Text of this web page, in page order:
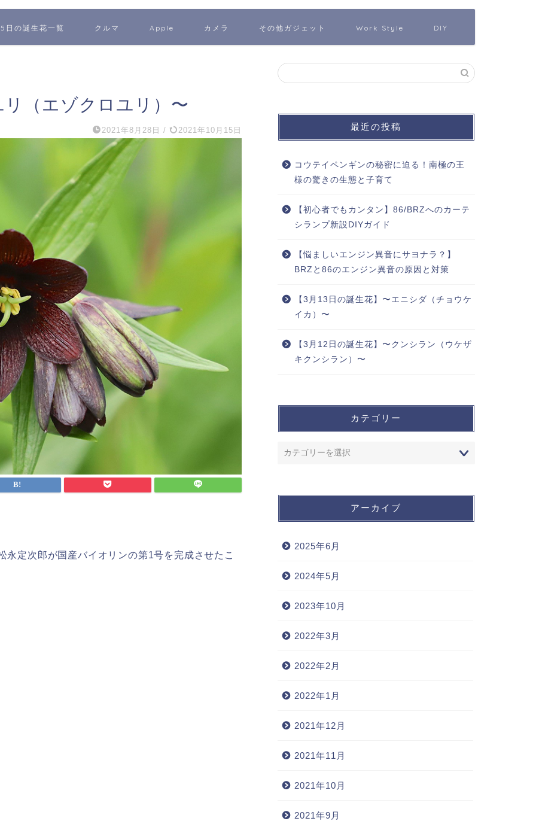
日の誕生花一覧 クルマ Apple カメラ その他ガジェット Work Style DIY
（エゾクロユリ）〜
2021年8月28日 / 2021年10月15日
定次郎が国産バイオリンの第1号を完成させたこ
最近の投稿
コウテイペンギンの秘密に迫る！南極の王
様の驚きの生態と子育て
【初心者でもカンタン】86/BRZへのカーテ
シランプ新設DIYガイド
【悩ましいエンジン異音にサヨナラ？】
BRZと86のエンジン異音の原因と対策
【3月13日の誕生花】〜エニシダ（チョウケ
イカ）〜
【3月12日の誕生花】〜クンシラン（ウケザ
キクンシラン）〜
カテゴリー
アーカイブ
2025年6月
2024年5月
2023年10月
2022年3月
2022年2月
2022年1月
2021年12月
2021年11月
2021年10月
2021年9月